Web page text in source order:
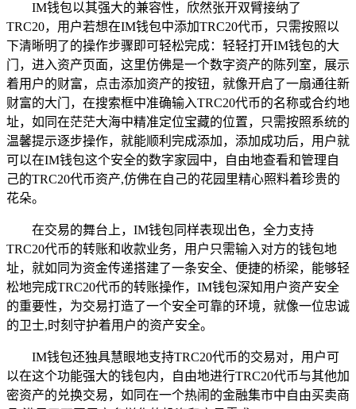
IM钱包以其强大的兼容性，欣然张开双臂接纳了
TRC20，用户若想在IM钱包中添加TRC20代币，只需按照以
下清晰明了的操作步骤即可轻松完成：轻轻打开IM钱包的大
门，进入资产页面，这里仿佛是一个数字资产的陈列室，展示
着用户的财富，点击添加资产的按钮，就像开启了一扇通往新
财富的大门，在搜索框中准确输入TRC20代币的名称或合约地
址，如同在茫茫大海中精准定位宝藏的位置，只需按照系统的
温馨提示逐步操作，就能顺利完成添加，添加成功后，用户就
可以在IM钱包这个安全的数字家园中，自由地查看和管理自
己的TRC20代币资产,仿佛在自己的花园里精心照料着珍贵的
花朵。
在交易的舞台上，IM钱包同样表现出色，全力支持
TRC20代币的转账和收款业务，用户只需输入对方的钱包地
址，就如同为资金传递搭建了一条安全、便捷的桥梁，能够轻
松地完成TRC20代币的转账操作，IM钱包深知用户资产安全
的重要性，为交易打造了一个安全可靠的环境，就像一位忠诚
的卫士,时刻守护着用户的资产安全。
IM钱包还独具慧眼地支持TRC20代币的交易对，用户可
以在这个功能强大的钱包内，自由地进行TRC20代币与其他加
密资产的兑换交易，如同在一个热闹的金融集市中自由买卖商